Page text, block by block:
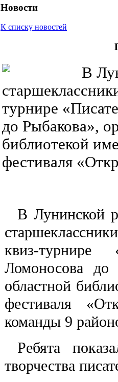
Новости
К списку новостей
В
турнире
до Рыбакова»,
библиотекой
фестиваля
В Лунинской
квиз-
Ломоносова до
областной
фестиваля
команды 9
Ребята
творчества